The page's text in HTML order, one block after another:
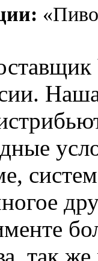
так